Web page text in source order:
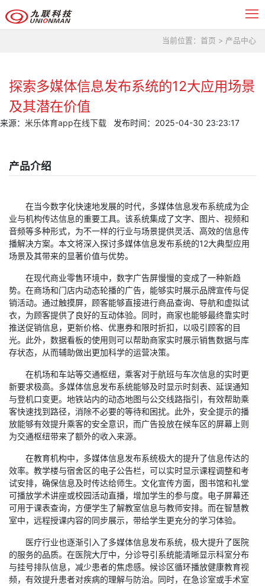
当前位置： 首页 > 产品中心
探索多媒体信息发布系统的12大应用场景
及其潜在价值
来源： 米乐体育app在线下载 发布时间：2025-04-30 23:23:17
产品介绍
在当今数字化快速地发展的时代，多媒体信息发布系统成为企
业与机构传达信息的重要工具。该系统集成了文字、图片、视频和
音频等多种形式，为不一样的行业与场景提供灵活、高效的信息传
播解决方案。本文将深入探讨多媒体信息发布系统的12大典型应用
场景及其带来的显著价值与优势。
在现代商业零售环境中，数字广告屏慢慢的变成了一种新趋
势。在商场和门店内动态轮播的广告，能够实时展示品牌宣传与促
销活动。通过触摸屏，顾客能够直接进行商品查询、导航和虚拟试
衣，为顾客提供了良好的互动体验。同时，商家也能够最终靠实时
推送促销信息，更新价格、优惠券和限时折扣，以吸引顾客的目
光。此外，数据看板的使用则可以帮助商家实时展示销售数据与库
存状态，从而辅助做出更加科学的运营决策。
在机场和车站等交通枢纽，乘客对于航班与车次信息的实时更
新要求极高。多媒体信息发布系统能够及时显示时刻表、延误通知
与登机口变更。地铁站内的动态地图与公交线路指引，有效帮助乘
客快速找到路径，消除不必要的等待和困扰。此外，安全提示的播
放能够有效提升乘客的安全意识，而广告投放在候车区的屏幕上则
为交通枢纽带来了额外的收入来源。
在教育机构中，多媒体信息发布系统极大的提升了信息传达的
效率。教学楼与宿舍区的电子公告栏，可以实时显示课程调整和考
试安排，确保信息及时传达给师生。文化宣传方面，图书馆和礼堂
可播放学术讲座或校园活动直播，增加学生的参与度。电子屏幕还
可用于课表查询，方便学生了解教室信息与教师安排。而在智慧教
室中，远程授课内容的同步展示，带给学生更充分的学习体验。
医疗行业也逐渐引入了多媒体信息发布系统，极大提升了医院
的服务的品质。在医院大厅中，分诊导引系统能清晰显示科室分布
与挂号排队信息，减少患者的焦虑感。候诊区循环播放健康教育视
频，有效提升患者对疾病的理解与防治。同时，在急诊室或手术室